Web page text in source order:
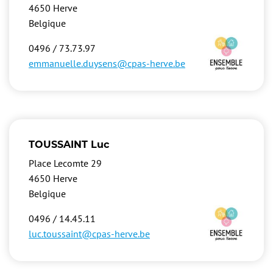
4650 Herve
Belgique
Image
0496 / 73.73.97
emmanuelle.duysens@cpas-herve.be
TOUSSAINT Luc
Place Lecomte 29
4650 Herve
Belgique
Image
0496 / 14.45.11
luc.toussaint@cpas-herve.be